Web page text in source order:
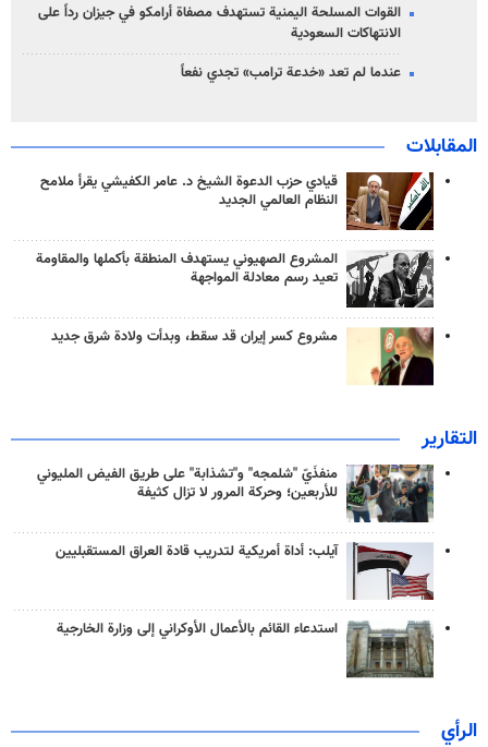
القوات المسلحة اليمنية تستهدف مصفاة أرامكو في جيزان رداً على
الانتهاكات السعودية
عندما لم تعد «خدعة ترامب» تجدي نفعاً
المقابلات
قيادي حزب الدعوة الشيخ د. عامر الكفيشي يقرأ ملامح
النظام العالمي الجديد
المشروع الصهيوني يستهدف المنطقة بأكملها والمقاومة
تعيد رسم معادلة المواجهة
مشروع كسر إيران قد سقط، وبدأت ولادة شرق جديد
التقارير
منفذَيّ "شلمجه" و"تشذابة" على طريق الفيض المليوني
للأربعين؛ وحركة المرور لا تزال كثيفة
آيلب: أداة أمريكية لتدريب قادة العراق المستقبليين
استدعاء القائم بالأعمال الأوكراني إلى وزارة الخارجية
الرأي